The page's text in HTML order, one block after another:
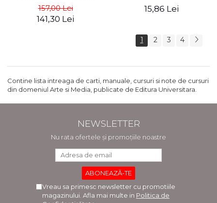
157,00 Lei
141,30 Lei
15,86 Lei
1 2 3 4
Contine lista intreaga de carti, manuale, cursuri si note de cursuri
din domeniul Arte si Media, publicate de Editura Universitara.
NEWSLETTER
Nu rata ofertele și promoțiile noastre
Vreau sa primesc newsletter cu promotiile
magazinului. Afla mai multe in Politica de